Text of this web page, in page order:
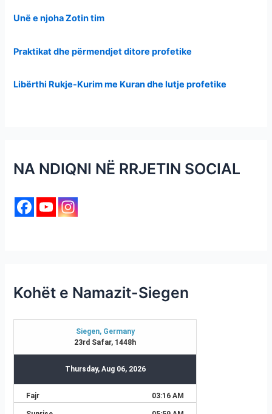
Unë e njoha Zotin tim
Praktikat dhe përmendjet ditore profetike
Libërthi Rukje-Kurim me Kuran dhe lutje profetike
NA NDIQNI NË RRJETIN SOCIAL
Kohët e Namazit-Siegen